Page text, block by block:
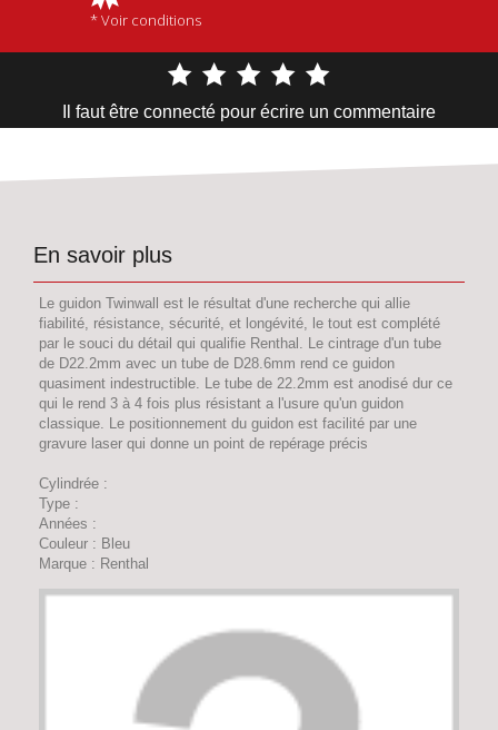
* Voir conditions
Il faut être connecté pour écrire un commentaire
En savoir plus
Le guidon Twinwall est le résultat d'une recherche qui allie
fiabilité, résistance, sécurité, et longévité, le tout est complété
par le souci du détail qui qualifie Renthal. Le cintrage d'un tube
de D22.2mm avec un tube de D28.6mm rend ce guidon
quasiment indestructible. Le tube de 22.2mm est anodisé dur ce
qui le rend 3 à 4 fois plus résistant a l'usure qu'un guidon
classique. Le positionnement du guidon est facilité par une
gravure laser qui donne un point de repérage précis
Cylindrée :
Type :
Années :
Couleur : Bleu
Marque : Renthal